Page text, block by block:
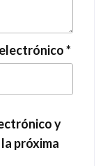
*
y
próxima